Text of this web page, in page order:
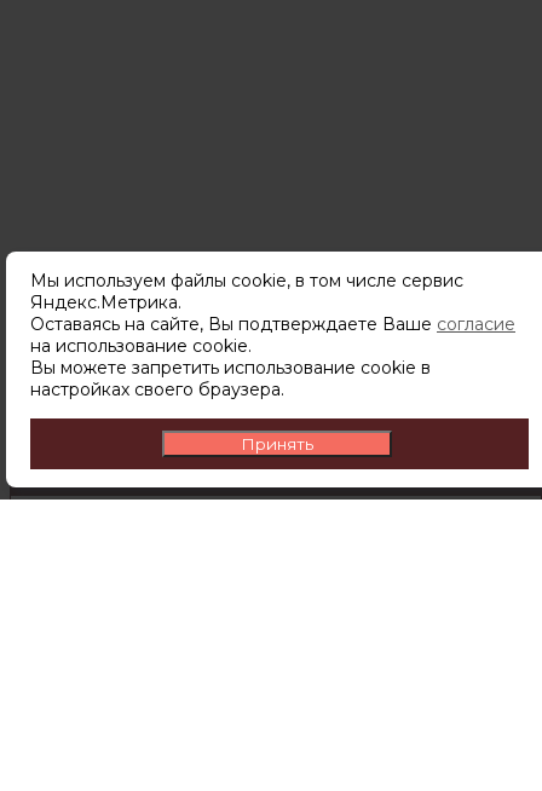
Подпишитесь
чтобы узнавать о новинках,
скидках и акциях первым.
Мы используем файлы cookie, в том числе сервис
Яндекс.Метрика.
Оставаясь на сайте, Вы подтверждаете Ваше согласие
на использование cookie.
Вы можете запретить использование cookie в
настройках своего браузера.
Принять